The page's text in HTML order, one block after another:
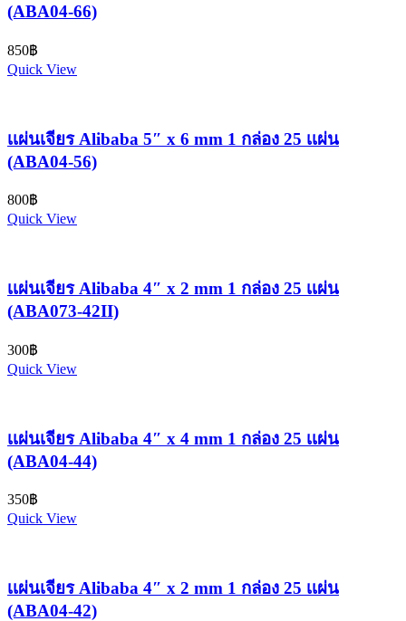
(ABA04-66)
850฿
Quick View
เเผ่นเจียร Alibaba 5″ x 6 mm 1 กล่อง 25 เเผ่น
(ABA04-56)
800฿
Quick View
เเผ่นเจียร Alibaba 4″ x 2 mm 1 กล่อง 25 เเผ่น
(ABA073-42II)
300฿
Quick View
เเผ่นเจียร Alibaba 4″ x 4 mm 1 กล่อง 25 เเผ่น
(ABA04-44)
350฿
Quick View
เเผ่นเจียร Alibaba 4″ x 2 mm 1 กล่อง 25 เเผ่น
(ABA04-42)